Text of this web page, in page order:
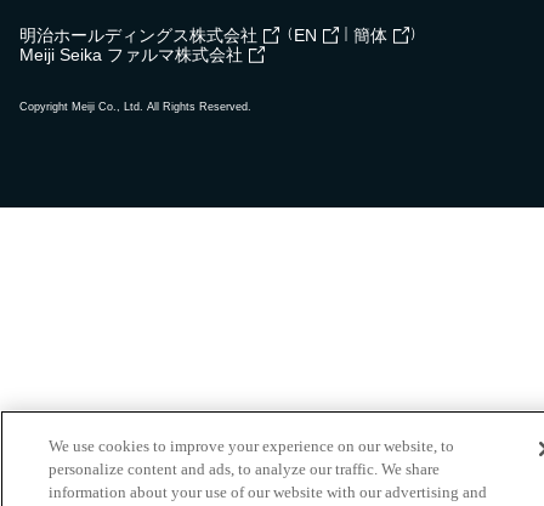
明治ホールディングス株式会社 （ EN 簡体 ）
Meiji Seika ファルマ株式会社
Copyright Meiji Co., Ltd. All Rights Reserved.
We use cookies to improve your experience on our website, to
personalize content and ads, to analyze our traffic. We share
information about your use of our website with our advertising and